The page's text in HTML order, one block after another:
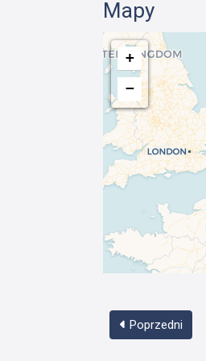
Mapy
+
−
Poprzedni